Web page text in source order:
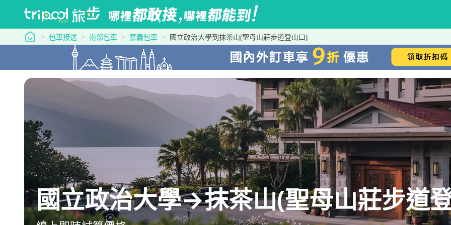
tripool 旅步
包車接送 南部包車 嘉義包車 國立政治大學到抹茶山(聖母山莊步道登山口)
國立政治大學→抹茶山(聖母山莊步道